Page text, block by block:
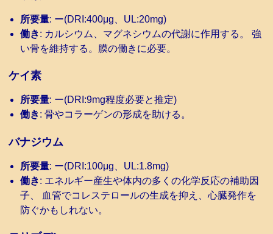
所要量: ー(DRI:400μg、UL:20mg)
働き: カルシウム、マグネシウムの代謝に作用する。 強
い骨を維持する。膜の働きに必要。
ケイ素
所要量: ー(DRI:9mg程度必要と推定)
働き: 骨やコラーゲンの形成を助ける。
バナジウム
所要量: ー(DRI:100μg、UL:1.8mg)
働き: エネルギー産生や体内の多くの化学反応の補助因
子、 血管でコレステロールの生成を抑え、心臓発作を
防ぐかもしれない。